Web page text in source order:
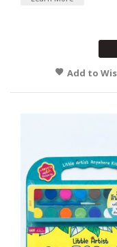
Add to